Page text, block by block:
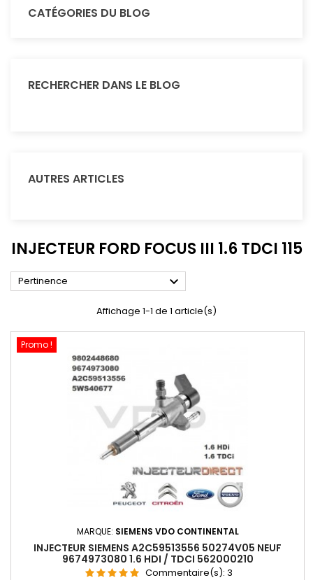
CATÉGORIES DU BLOG
RECHERCHER DANS LE BLOG
AUTRES ARTICLES
INJECTEUR FORD FOCUS III 1.6 TDCI 115
Pertinence 
Affichage 1-1 de 1 article(s)
Promo !
MARQUE: SIEMENS VDO CONTINENTAL
INJECTEUR SIEMENS A2C59513556 50274V05 NEUF
9674973080 1.6 HDI / TDCI 562000210
Commentaire(s): 3